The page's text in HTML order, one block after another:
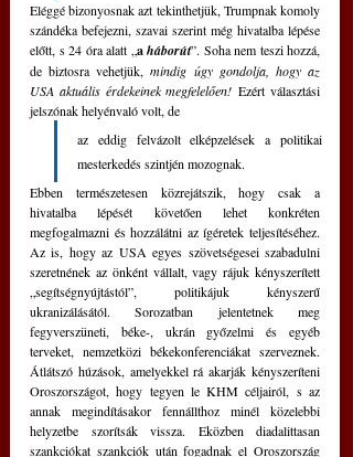
Eléggé bizonyosnak azt tekinthetjük, Trumpnak komoly
szándéka befejezni, szavai szerint még hivatalba lépése
előtt, s 24 óra alatt „a háborút”. Soha nem teszi hozzá,
de biztosra vehetjük, mindig úgy gondolja, hogy az
USA aktuális érdekeinek megfelelően! Ezért választási
jelszónak helyénvaló volt, de
az eddig felvázolt elképzelések a politikai
mesterkedés szintjén mozognak.
Ebben természetesen közrejátszik, hogy csak a
hivatalba lépését követően lehet konkréten
megfogalmazni és hozzálátni az ígéretek teljesítéséhez.
Az is, hogy az USA egyes szövetségesei szabadulni
szeretnének az önként vállalt, vagy rájuk kényszerített
„segítségnyújtástól”, politikájuk kényszerű
ukranizálásától. Sorozatban jelentetnek meg
fegyverszüneti, béke-, ukrán győzelmi és egyéb
terveket, nemzetközi békekonferenciákat szerveznek.
Átlátszó húzások, amelyekkel rá akarják kényszeríteni
Oroszországot, hogy tegyen le KHM céljairól, s az
annak megindításakor fennállthoz minél közelebbi
helyzetbe szorítsák vissza. Eközben diadalittasan
szankciókat szankciók után fogadnak el Oroszország